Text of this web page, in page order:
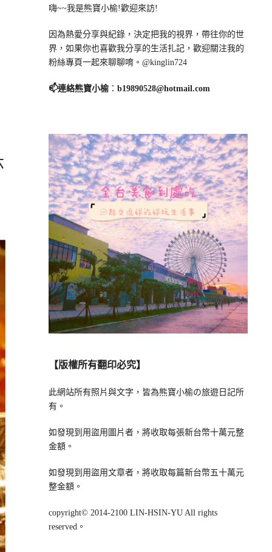
嗨~~我是熊寶小榆!歡迎來訪!
因為熱愛分享與紀錄，決定把我的視界，帶往你的世
界，如果你也喜歡我分享的生活扎記，歡迎關注我的
粉絲專頁一起來聊聊唷。@kinglin724
📫連絡熊寶小榆： b19890528@hotmail.com
【版權所有翻印必究】
此網站所有照片與文字，皆為熊寶小榆の旅遊日記所
有。
如發現到用盜用圖片者，將收取每張新台幣十萬元整
金額。
如發現到用盜用文章者，將收取每篇新台幣五十萬元
整金額。
copyright© 2014-2100 LIN-HSIN-YU All rights
reserved。